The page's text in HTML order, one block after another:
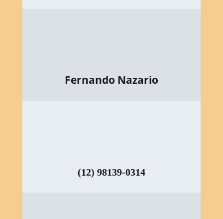
Fernando Nazario
(12) 98139-0314